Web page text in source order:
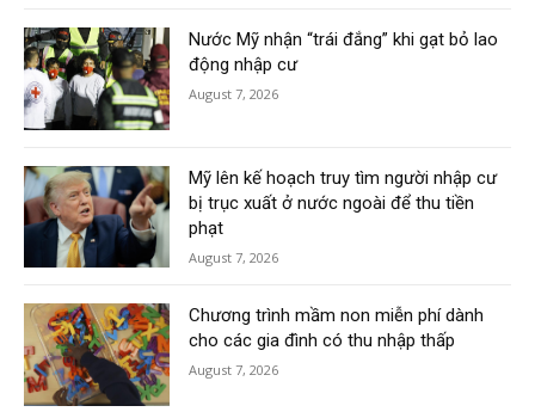
Nước Mỹ nhận “trái đắng” khi gạt bỏ lao
động nhập cư
August 7, 2026
Mỹ lên kế hoạch truy tìm người nhập cư
bị trục xuất ở nước ngoài để thu tiền
phạt
August 7, 2026
Chương trình mầm non miễn phí dành
cho các gia đình có thu nhập thấp
August 7, 2026